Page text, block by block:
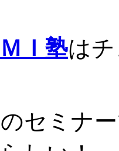
Ｉ塾は
セミナ